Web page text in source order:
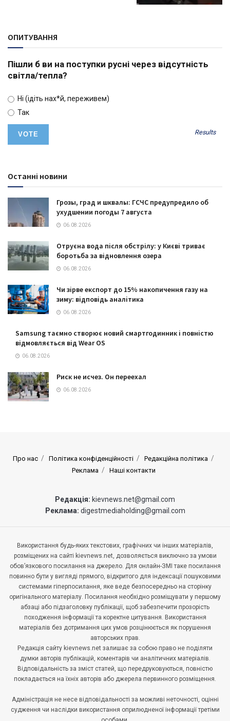
ОПИТУВАННЯ
Пішли б ви на поступки русні через відсутність
світла/тепла?
Ні (ідіть нах*й, переживем)
Так
Results
Останні новини
Грозы, град и шквалы: ГСЧС предупредило об
ухудшении погоды 7 августа
06.08.2026
Отруєна вода після обстрілу: у Києві триває
боротьба за відновлення озера
06.08.2026
Чи зірве експорт до 15% накопичення газу на
зиму: відповідь аналітика
06.08.2026
Samsung таємно створює новий смартгодинник і повністю
відмовляється від Wear OS
06.08.2026
Риск не исчез. Он переехал
06.08.2026
Про нас Політика конфіденційності
Редакційна політика
Реклама
Наші контакти
Редакція: kievnews.net@gmail.com
Реклама: digestmediaholding@gmail.com
Використання будь-яких текстових, графічних чи інших матеріалів,
розміщених на сайті kievnews.net, дозволяється виключно за умови
обов’язкового посилання на джерело. Для онлайн-ЗМІ таке посилання
повинно бути у вигляді прямого, відкритого для індексації пошуковими
системами гіперпосилання, яке веде безпосередньо на сторінку
оригінального матеріалу. Посилання необхідно розміщувати у першому
абзаці або підзаголовку публікації, щоб забезпечити прозорість
походження інформації та коректне цитування. Використання
матеріалів без дотримання цих умов розцінюється як порушення
авторських прав.
Редакція сайту kievnews.net залишає за собою право не поділяти
думки авторів публікацій, коментарів чи аналітичних матеріалів.
Відповідальність за зміст статей, що передруковуються, повністю
покладається на їхніх авторів або джерела первинного розміщення.
Адміністрація не несе відповідальності за можливі неточності, оцінні
судження чи наслідки використання оприлюдненої інформації третіми